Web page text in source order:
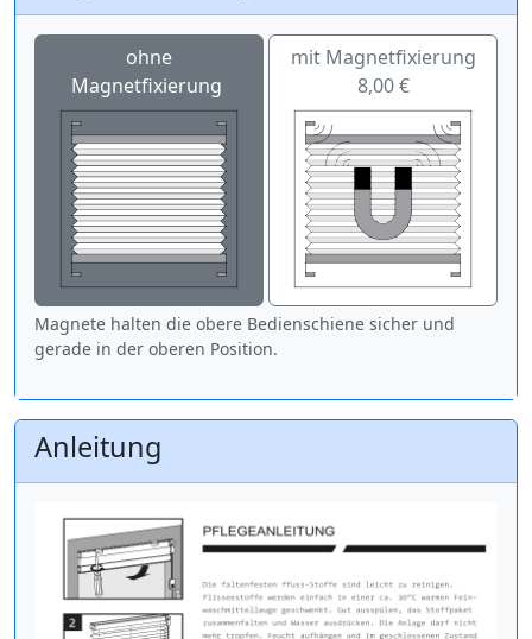
ohne
Magnetfixierung
mit Magnetfixierung
8,00 €
Magnete halten die obere Bedienschiene sicher und
gerade in der oberen Position.
Anleitung